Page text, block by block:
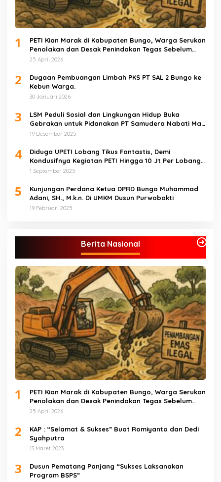
1
PETI Kian Marak di Kabupaten Bungo, Warga Serukan
Penolakan dan Desak Penindakan Tegas Sebelum
Bencana Menelan Korban Tak berdosa.
25 April 2026
2
Dugaan Pembuangan Limbah PKS PT SAL 2 Bungo ke
Kebun Warga.
30 Januari 2026
3
LSM Peduli Sosial dan Lingkungan Hidup Buka
Gebrakan untuk Pidanakan PT Samudera Nabati Mas
atas Dugaan Pencemaran Limbah
19 Desember 2025
4
Diduga UPETI Lobang Tikus Fantastis, Demi
Kondusifnya Kegiatan PETI Hingga 10 Jt Per Lobang
Total 1 Milyar Lebih per Bulan
1 September 2025
5
Kunjungan Perdana Ketua DPRD Bungo Muhammad
Adani, SH., M.k.n. Di UMKM Dusun Purwobakti
19 Februari 2025
Berita Nasional
1
PETI Kian Marak di Kabupaten Bungo, Warga Serukan
Penolakan dan Desak Penindakan Tegas Sebelum
Bencana Menelan Korban Tak berdosa.
25 April 2026
2
KAP : “Selamat & Sukses” Buat Romiyanto dan Dedi
Syahputra
13 Maret 2023
3
Dusun Pematang Panjang “Sukses Laksanakan
Program BSPS”